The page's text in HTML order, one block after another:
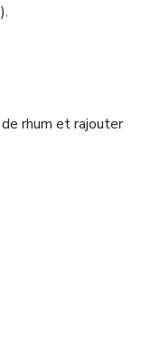
rhum et rajouter